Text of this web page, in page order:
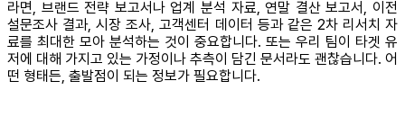
라면, 브랜드 전략 보고서나 업계 분석 자료, 연말 결산 보고서, 이전
설문조사 결과, 시장 조사, 고객센터 데이터 등과 같은 2차 리서치 자
료를 최대한 모아 분석하는 것이 중요합니다. 또는 우리 팀이 타겟 유
저에 대해 가지고 있는 가정이나 추측이 담긴 문서라도 괜찮습니다. 어
떤 형태든, 출발점이 되는 정보가 필요합니다.